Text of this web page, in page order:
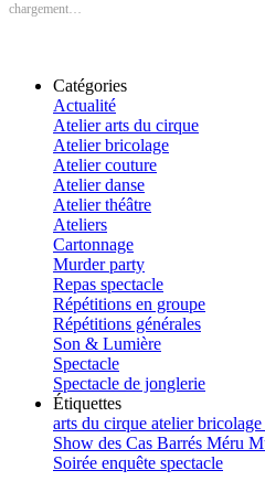
chargement…
Catégories
Actualité
Atelier arts du cirque
Atelier bricolage
Atelier couture
Atelier danse
Atelier théâtre
Ateliers
Cartonnage
Murder party
Repas spectacle
Répétitions en groupe
Répétitions générales
Son & Lumière
Spectacle
Spectacle de jonglerie
Étiquettes
arts du cirque atelierbricolage
Show des Cas Barrés Méru
Soirée enquête spectacle